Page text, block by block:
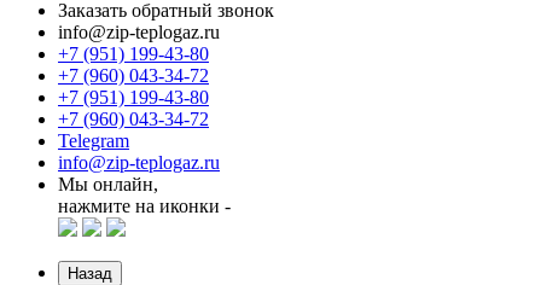
Заказать обратный звонок
info@zip-teplogaz.ru
+7 (951) 199-43-80
+7 (960) 043-34-72
+7 (951) 199-43-80
+7 (960) 043-34-72
Telegram
info@zip-teplogaz.ru
Мы онлайн,
нажмите на иконки -
Назад